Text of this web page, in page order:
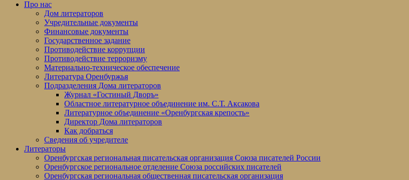
Про нас
Дом литераторов
Учредительные документы
Финансовые документы
Государственное задание
Противодействие коррупции
Противодействие терроризму
Материально-техническое обеспечение
Литература Оренбуржья
Подразделения Дома литераторов
Журнал «Гостиный Дворъ»
Областное литературное объединение им. С.Т. Аксакова
Литературное объединение «Оренбургская крепость»
Директор Дома литераторов
Как добраться
Сведения об учредителе
Литераторы
Оренбургская региональная писательская организация Союза писателей России
Оренбургское региональное отделение Союза российских писателей
Оренбургская региональная общественная писательская организация